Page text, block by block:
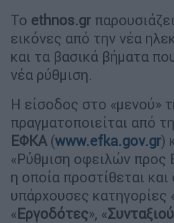
Το ethnos.gr
εικόνες από την νέα
και τα βασικά βήματα
νέα ρύθμιση.
Η είσοδος στο «μενού»
πραγματοποιείται από
ΕΦΚΑ (www.efka.gov.gr)
«Ρύθμιση οφειλών προς
η οποία προστίθεται και
υπάρχουσες κατηγορίες
«Εργοδότες», «